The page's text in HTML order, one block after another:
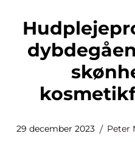
Hudplejeprodukter – En
29 december 2023 Peter